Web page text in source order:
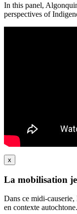
In this panel,
perspectives of
x
La mobilisation
Dans ce midi-
en contexte autochtone.